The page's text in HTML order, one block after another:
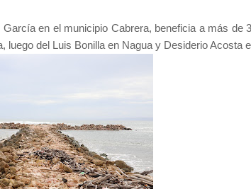
en el municipio Cabrera, beneficia a más de
del Luis Bonilla en Nagua y Desiderio Acosta